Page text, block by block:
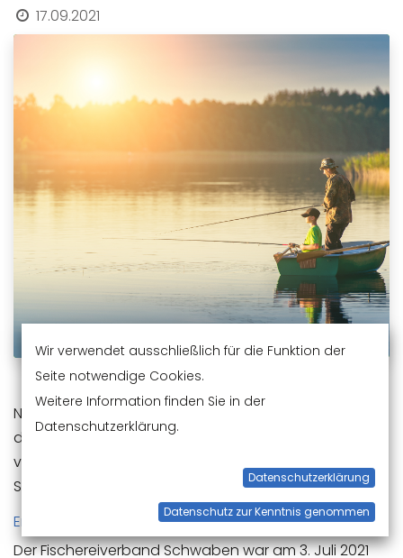
17.09.2021
Nach dem vorläufigen Ende des Lockdowns nehmen
die Aktivitäten in den Fischereivereinen und -
verbänden langsam wieder Fahrt auf. Hier ein paar
Schlaglichter.
Erfolgreiche Öffentlichkeitsarbeit
Der Fischereiverband Schwaben war am 3. Juli 2021
Wir verwendet ausschließlich für die Funktion der
Seite notwendige Cookies.
Weitere Information finden Sie in der
Datenschutzerklärung.
Datenschutzerklärung
Datenschutz zur Kenntnis genommen